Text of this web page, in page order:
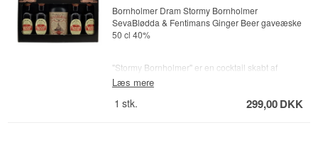
Bornholmer Dram Stormy Bornholmer
SevaBlødda & Fentimans Ginger Beer gaveæske
50 cl 40%
"Stormy Bornholmer" er en cocktail skabt af
Bornholm Spirits, som kombinerer deres signatur
kirsebærdram SevaBlødda med ginger beer.
Denne cocktail balancerer krydrede, friske og
Læs mere
1 stk. 299,00DKK